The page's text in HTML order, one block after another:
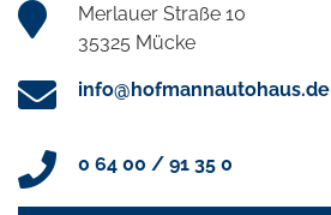
Merlauer Straße 10
35325 Mücke
info@hofmannautohaus.de
0 64 00 / 91 35 0